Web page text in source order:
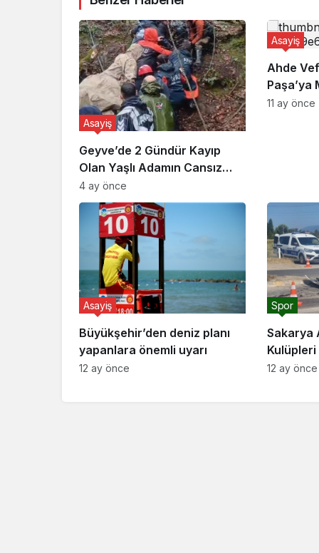
Geyve’de 2 Gündür Kayıp
Olan Yaşlı Adamın Cansız
Bedeni Bulundu
Asayiş
4 ay önce
Ahde
Paşa’ya
Asayiş
11 ay önce
Büyükşehir’den deniz planı
yapanlara önemli uyarı
Asayiş
12 ay önce
Sakarya
Kulüpleri
Başkanı
Spor
12 ay önce